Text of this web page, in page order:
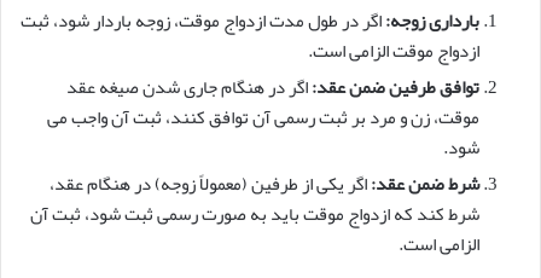
بارداری زوجه:اگر در طول مدت ازدواج موقت، زوجه باردار شود، ثبت
ازدواج موقت الزامی است.
توافق طرفین ضمن عقد:اگر در هنگام جاری شدن صیغه عقد
موقت، زن و مرد بر ثبت رسمی آن توافق کنند، ثبت آن واجب می
شود.
شرط ضمن عقد:اگر یکی از طرفین (معمولاً زوجه) در هنگام عقد،
شرط کند که ازدواج موقت باید به صورت رسمی ثبت شود، ثبت آن
الزامی است.